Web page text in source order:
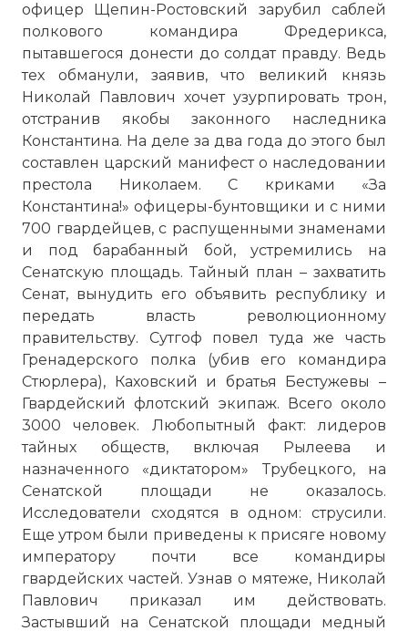
офицер Щепин-Ростовский зарубил саблей
полкового командира Фредерикса,
пытавшегося донести до солдат правду. Ведь
тех обманули, заявив, что великий князь
Николай Павлович хочет узурпировать трон,
отстранив якобы законного наследника
Константина. На деле за два года до этого был
составлен царский манифест о наследовании
престола Николаем. С криками «За
Константина!» офицеры-бунтовщики и с ними
700 гвардейцев, с распущенными знаменами
и под барабанный бой, устремились на
Сенатскую площадь. Тайный план – захватить
Сенат, вынудить его объявить республику и
передать власть революционному
правительству. Сутгоф повел туда же часть
Гренадерского полка (убив его командира
Стюрлера), Каховский и братья Бестужевы –
Гвардейский флотский экипаж. Всего около
3000 человек. Любопытный факт: лидеров
тайных обществ, включая Рылеева и
назначенного «диктатором» Трубецкого, на
Сенатской площади не оказалось.
Исследователи сходятся в одном: струсили.
Еще утром были приведены к присяге новому
императору почти все командиры
гвардейских частей. Узнав о мятеже, Николай
Павлович приказал им действовать.
Застывший на Сенатской площади медный